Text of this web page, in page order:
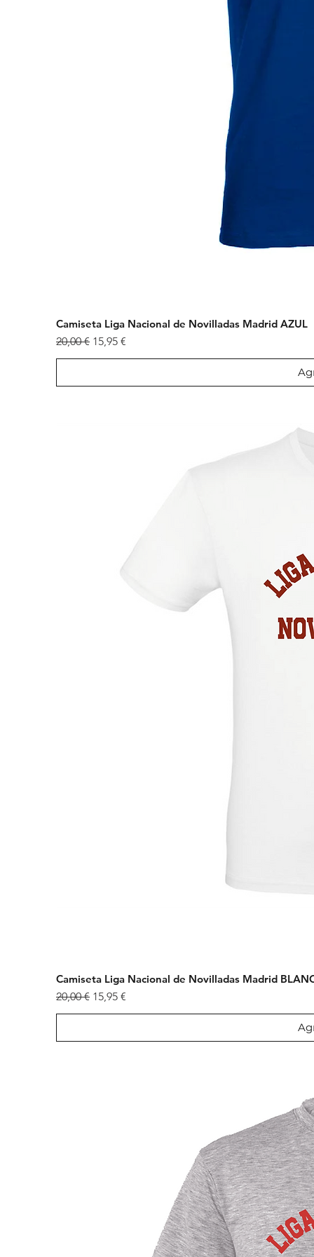
Camiseta Liga Nacional de Novilladas Madrid AZUL
Precio
20,00 € Precio de oferta
15,95 €
Camiseta Liga Nacional de Novilladas Madrid
Precio
20,00 € Precio de oferta
15,95 €